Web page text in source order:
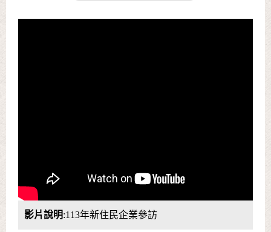
影片說明:113年新住民企業參訪